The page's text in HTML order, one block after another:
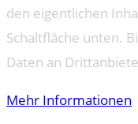
den eigentlichen
Schaltfläche unten.
Daten an
Mehr Informationen